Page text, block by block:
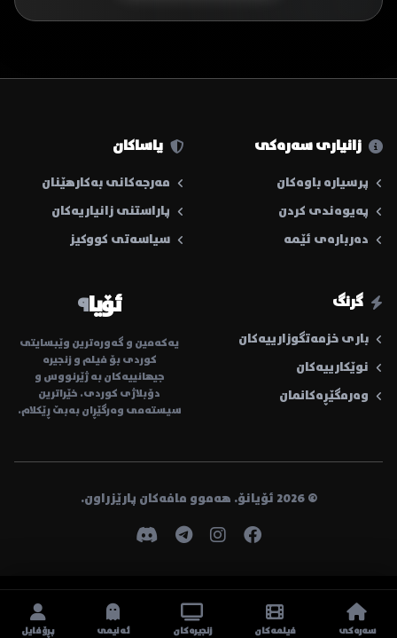
زانیاری سەرەکی
پرسیارە باوەکان
پەیوەندی کردن
دەربارەی ئێمە
یاساکان
مەرجەکانی بەکارهێنان
پاراستنی زانیاریەکان
سیاسەتی کووکیز
گرنگ
باری خزمەتگوزارییەکان
نوێکارییەکان
وەرمگێڕەکانمان
ئۆیا٩
یەکەمین و گەورەترین وێبسایتی
کوردی بۆ فیلم و زنجیرە
جیهانییەکان بە ژێرنووس و
دۆبلاژی کوردی. خێراترین
سیستەمی وەرگێڕان بەبێ ڕێکلام.
© 2026 ئۆیانۆ. هەموو مافەکان پارێزراون.
سەرەکی فیلمەکان زنجیرەکان ئەنیمی پڕۆفایل